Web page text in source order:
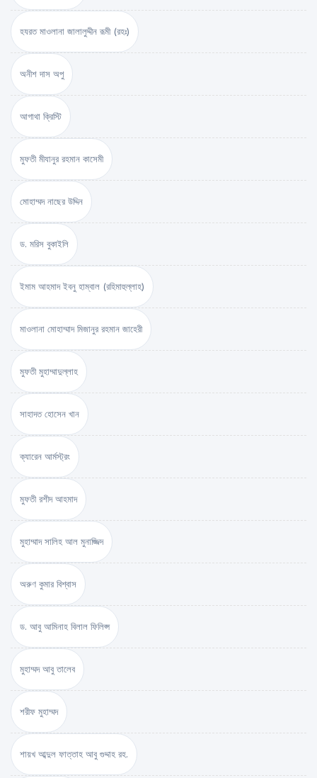
হযরত মাওলানা জালালুদ্দীন রূমী (রহঃ)
অনীশ দাস অপু
আগাথা ক্রিস্টি
মুফতী মীযানুর রহমান কাসেমী
মোহাম্মদ নাছের উদ্দিন
ড. মরিস বুকাইলি
ইমাম আহমাদ ইবনু হাম্বাল (রহিমাহুল্লাহ)
মাওলানা মোহাম্মাদ মিজানুর রহমান জাহেরী
মুফতী মুহাম্মাদুল্লাহ
সাহাদত হোসেন খান
ক্যারেন আর্মস্ট্রং
মুফতী রশীদ আহমাদ
মুহাম্মাদ সালিহ আল মুনাজ্জিদ
অরুণ কুমার বিশ্বাস
ড. আবু আমিনাহ বিলাল ফিলিপ্স
মুহাম্মদ আবু তালেব
শরীফ মুহাম্মদ
শায়খ আব্দুল ফাত্তাহ আবু গুদ্দাহ রহ.